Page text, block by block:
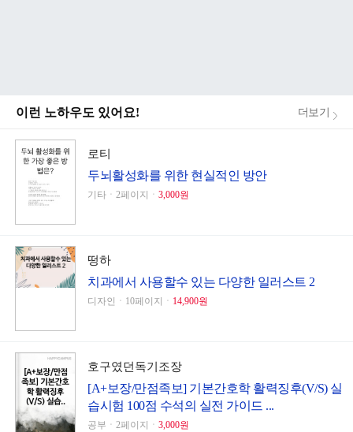
이런 노하우도 있어요! 더보기
로티
두뇌활성화를 위한 현실적인 방안
기타ㆍ2페이지ㆍ 3,000원
떵하
치과에서 사용할수 있는 다양한 일러스트 2
디자인ㆍ10페이지ㆍ 14,900원
호구였던독기조장
[A+보장/만점족보] 기본간호학 활력징후(V/S) 실
습시험 100점 수석의 실전 가이드 ...
공부ㆍ2페이지ㆍ 3,000원